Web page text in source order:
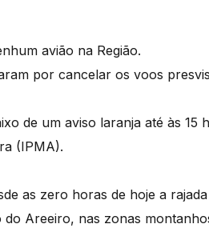
avião na Região.
por cancelar os voos
de um aviso laranja até às 15
(IPMA).
as zero horas de hoje a
Areeiro, nas zonas